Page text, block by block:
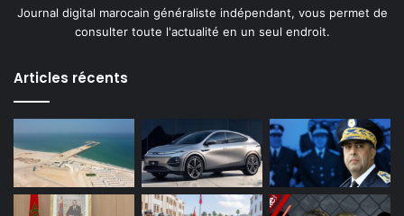
Journal digital marocain généraliste indépendant, vous permet de
consulter toute l'actualité en un seul endroit.
Articles récents